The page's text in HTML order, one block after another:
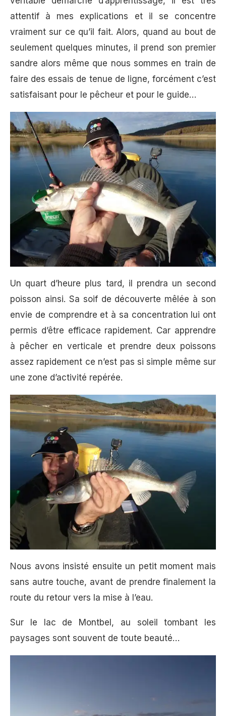
attentif à mes explications et il se concentre
vraiment sur ce qu’il fait. Alors, quand au bout de
seulement quelques minutes, il prend son premier
sandre alors même que nous sommes en train de
faire des essais de tenue de ligne, forcément c’est
satisfaisant pour le pêcheur et pour le guide…
Un quart d’heure plus tard, il prendra un second
poisson ainsi. Sa soif de découverte mêlée à son
envie de comprendre et à sa concentration lui ont
permis d’être efficace rapidement. Car apprendre
à pêcher en verticale et prendre deux poissons
assez rapidement ce n’est pas si simple même sur
une zone d’activité repérée.
Nous avons insisté ensuite un petit moment mais
sans autre touche, avant de prendre finalement la
route du retour vers la mise à l’eau.
Sur le lac de Montbel, au soleil tombant les
paysages sont souvent de toute beauté…